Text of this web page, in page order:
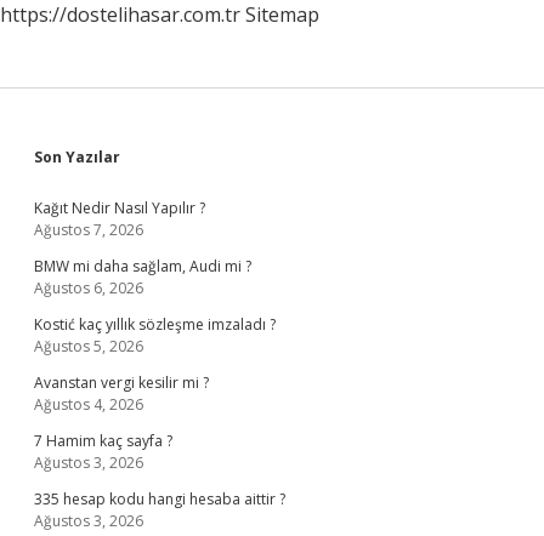
https://dostelihasar.com.trSitemap
Sidebar
Son Yazılar
Kağıt Nedir Nasıl Yapılır ?
Ağustos 7, 2026
BMW mi daha sağlam, Audi mi ?
Ağustos 6, 2026
Kostić kaç yıllık sözleşme imzaladı ?
Ağustos 5, 2026
Avanstan vergi kesilir mi ?
Ağustos 4, 2026
7 Hamim kaç sayfa ?
Ağustos 3, 2026
335 hesap kodu hangi hesaba aittir ?
Ağustos 3, 2026